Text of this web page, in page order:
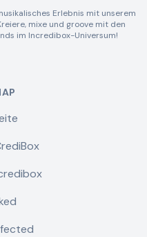
Erlebnis mit unserem
mixe und groove mit den
im Incredibox-Universum!